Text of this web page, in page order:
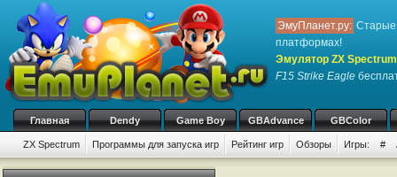
ЭмуПланет.ру: Старые
платформах!
Эмулятор ZX
F15 Strike Eagle
Главная Dendy Game Boy GBAdvance GBColor
ZX Spectrum Программы для запуска игр Рейтинг игр Обзоры Игры: #